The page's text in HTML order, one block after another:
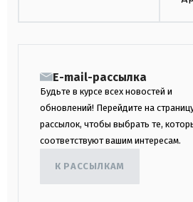
E-mail-рассылка
Будьте в курсе всех новостей и
обновлений! Перейдите на
рассылок, чтобы выбрать те,
соответствуют вашим интересам.
К РАССЫЛКАМ